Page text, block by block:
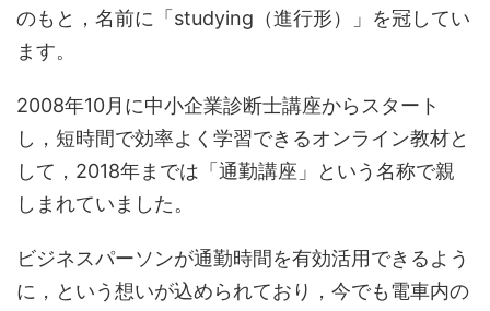
のもと，名前に「studying（進行形）」を冠してい
ます。
2008年10月に中小企業診断士講座からスタート
し，短時間で効率よく学習できるオンライン教材と
して，2018年までは「通勤講座」という名称で親
しまれていました。
ビジネスパーソンが通勤時間を有効活用できるよう
に，という想いが込められており，今でも電車内の